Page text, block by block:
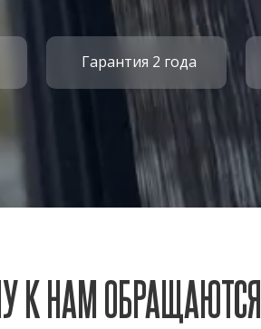
Гарантия 2 года
К НАМ ОБРАЩАЮТСЯ